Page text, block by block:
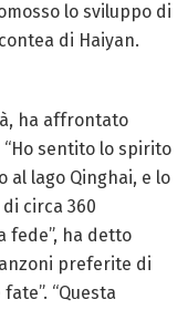
lo sviluppo di
di Haiyan.
ha affrontato
sentito lo spirito
lago Qinghai, e lo
circa 360
fede”, ha detto
preferite di
“Questa